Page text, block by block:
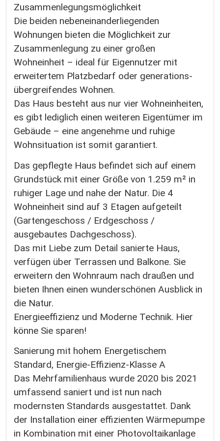
Zusammenlegungsmöglichkeit
Die beiden nebeneinanderliegenden
Wohnungen bieten die Möglichkeit zur
Zusammenlegung zu einer großen
Wohneinheit – ideal für Eigennutzer mit
erweitertem Platzbedarf oder generations-
übergreifendes Wohnen.
Das Haus besteht aus nur vier Wohneinheiten,
es gibt lediglich einen weiteren Eigentümer im
Gebäude – eine angenehme und ruhige
Wohnsituation ist somit garantiert.
Das gepflegte Haus befindet sich auf einem
Grundstück mit einer Größe von 1.259 m² in
ruhiger Lage und nahe der Natur. Die 4
Wohneinheit sind auf 3 Etagen aufgeteilt
(Gartengeschoss / Erdgeschoss /
ausgebautes Dachgeschoss).
Das mit Liebe zum Detail sanierte Haus,
verfügen über Terrassen und Balkone. Sie
erweitern den Wohnraum nach draußen und
bieten Ihnen einen wunderschönen Ausblick in
die Natur.
Energieeffizienz und Moderne Technik. Hier
könne Sie sparen!
Sanierung mit hohem Energetischem
Standard, Energie-Effizienz-Klasse A
Das Mehrfamilienhaus wurde 2020 bis 2021
umfassend saniert und ist nun nach
modernsten Standards ausgestattet. Dank
der Installation einer effizienten Wärmepumpe
in Kombination mit einer Photovoltaikanlage